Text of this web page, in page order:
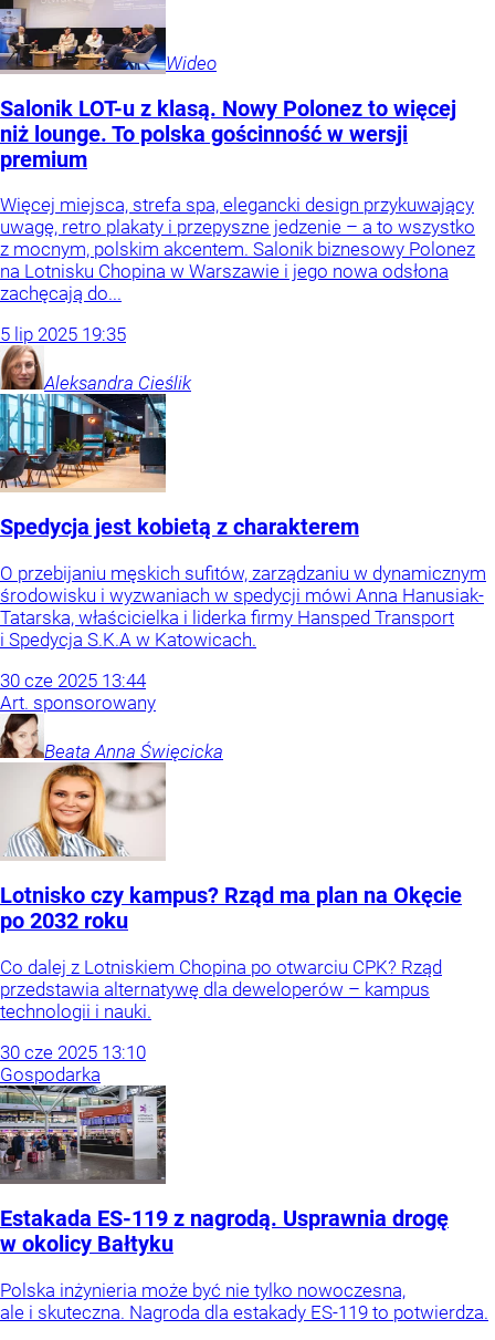
Wideo
Salonik LOT-u z klasą. Nowy Polonez to więcej
niż lounge. To polska gościnność w wersji
premium
Więcej miejsca, strefa spa, elegancki design przykuwający
uwagę, retro plakaty i przepyszne jedzenie – a to wszystko
z mocnym, polskim akcentem. Salonik biznesowy Polonez
na Lotnisku Chopina w Warszawie i jego nowa odsłona
zachęcają do...
5 lip 2025 19:35
Aleksandra Cieślik
Spedycja jest kobietą z charakterem
O przebijaniu męskich sufitów, zarządzaniu w dynamicznym
środowisku i wyzwaniach w spedycji mówi Anna Hanusiak-
Tatarska, właścicielka i liderka firmy Hansped Transport
i Spedycja S.K.A w Katowicach.
30 cze 2025 13:44
Art. sponsorowany
Beata Anna Święcicka
Lotnisko czy kampus? Rząd ma plan na Okęcie
po 2032 roku
Co dalej z Lotniskiem Chopina po otwarciu CPK? Rząd
przedstawia alternatywę dla deweloperów – kampus
technologii i nauki.
30 cze 2025 13:10
Gospodarka
Estakada ES-119 z nagrodą. Usprawnia drogę
w okolicy Bałtyku
Polska inżynieria może być nie tylko nowoczesna,
ale i skuteczna. Nagroda dla estakady ES-119 to potwierdza.